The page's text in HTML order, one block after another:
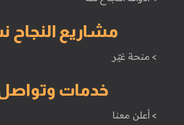
مشاريع النجاح
> منحة غيّر
خدمات
> أعلن معنا